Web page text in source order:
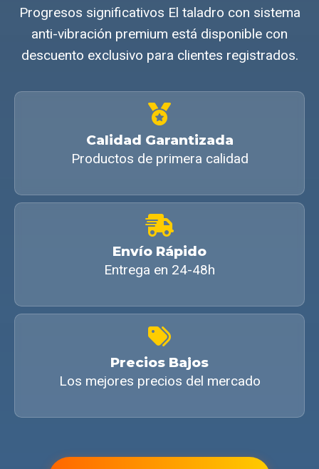
Progresos significativos El taladro con sistema
anti-vibración premium está disponible con
descuento exclusivo para clientes registrados.
Calidad Garantizada
Productos de primera calidad
Envío Rápido
Entrega en 24-48h
Precios Bajos
Los mejores precios del mercado